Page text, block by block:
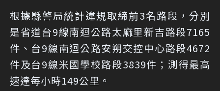
根據縣警局統計違規取締前3名路段，分別
是省道台9線南迴公路太麻里新吉路段7165
件、台9線南迴公路安朔交控中心路段4672
件及台9線米國學校路段3839件；測得最高
速達每小時149公里。